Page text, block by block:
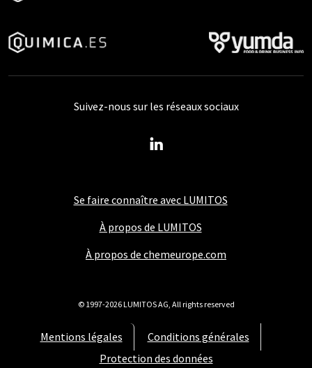
Se faire connaître avec LUMITOS
À propos de LUMITOS
À propos de chemeurope.com
Mentions légales
Conditions générales
Protection des données
Suivez-nous sur les réseaux sociaux
© 1997-2026 LUMITOS AG, All rights reserved